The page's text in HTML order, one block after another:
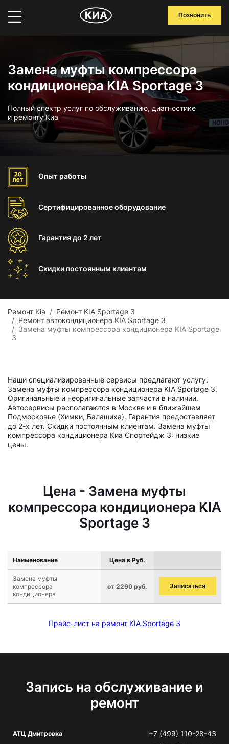
Позвонить
Замена муфты компрессора
кондиционера KIA Sportage 3
Полный спектр услуг по обслуживанию, диагностике
и ремонту Киа
Опыт работы
Сертифицированноеоборудование
Гарантиядо 2 лет
Скидки постоянным клиентам
Ремонт Kia
Ремонт KIA Sportage 3
Ремонт автокондиционера KIA Sportage 3
Замена муфты компрессора кондиционера KIA Sportage
3
Наши специализированные сервисы предлагают услугу:
Замена муфты компрессора кондиционера KIA Sportage 3.
Оригинальные и неоригинальные запчасти в наличии.
Автосервисы располагаются в Москве и в ближайшем
Подмосковье (Химки, Балашиха). Гарантия предоставляет
до 2-х лет. Скидки постоянным клиентам. Замена муфты
компрессора кондиционера Киа Спортейдж 3: низкие
цены.
Цена - Замена муфты
компрессора кондиционера KIA
Sportage 3
Наименование Цена в Руб.
Замена муфты
компрессора
кондиционера
от 2290 руб. Записаться
Прайс-лист на ремонт KIA Sportage 3
Запись на обслуживание и
ремонт
АТЦ Дмитровка +7 (499) 110-28-43